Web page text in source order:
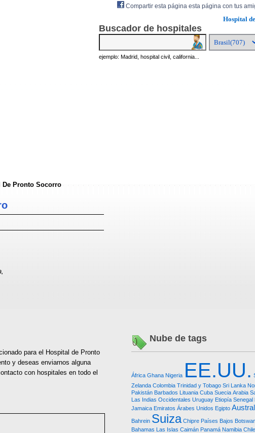
Hospital
Buscador de hospitales
ejemplo: Madrid, hospital civil, california...
De Pronto Socorro
para el Hospital de Pronto
y deseas enviarnos alguna
con hospitales en todo el
Nube de tags
África Ghana Nigeria EE.UU.
Zelanda Colombia Trinidad y Tobago Sri Lanka
Pakistán Barbados Lituania Cuba Suecia Arabia
Las Indias Occidentales Uruguay Etiopía Senegal
Jamaica Emiratos Árabes Unidos Egipto
Bahrein Suiza Chipre Países Bajos
Bahamas Las Islas Caimán Panamá Namibia Chile
Compartir esta página esta página con tus